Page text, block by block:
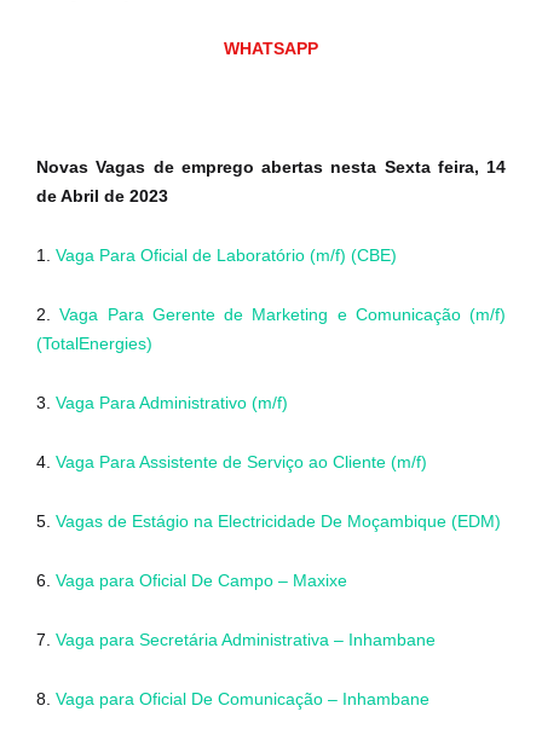
WHATSAPP
Novas Vagas de emprego abertas nesta Sexta feira, 14
de Abril de 2023
1. Vaga Para Oficial de Laboratório (m/f) (CBE)
2.Vaga Para Gerente de Marketing e Comunicação (m/f)
(TotalEnergies)
3. Vaga Para Administrativo (m/f)
4. Vaga Para Assistente de Serviço ao Cliente (m/f)
5. Vagas de Estágio na Electricidade De Moçambique (EDM)
6. Vaga para Oficial De Campo – Maxixe
7. Vaga para Secretária Administrativa – Inhambane
8. Vaga para Oficial De Comunicação – Inhambane